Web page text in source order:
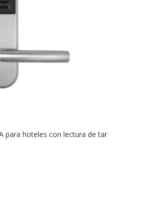
para hoteles con lectura de tar